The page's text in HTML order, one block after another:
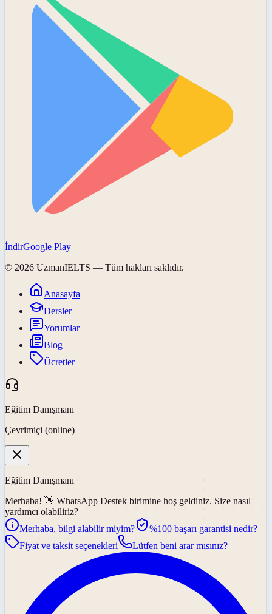
İndirGoogle Play
© 2026 UzmanIELTS — Tüm hakları saklıdır.
Anasayfa
Dersler
Yorumlar
Blog
Ücretler
Eğitim Danışmanı
Çevrimiçi (online)
Eğitim Danışmanı
Merhaba! 👋 WhatsApp Destek birimine hoş geldiniz. Size nasıl
yardımcı olabiliriz?
Merhaba, bilgi alabilir miyim?
%100 başarı garantisi nedir?
Fiyat ve taksit seçenekleri
Lütfen beni arar mısınız?